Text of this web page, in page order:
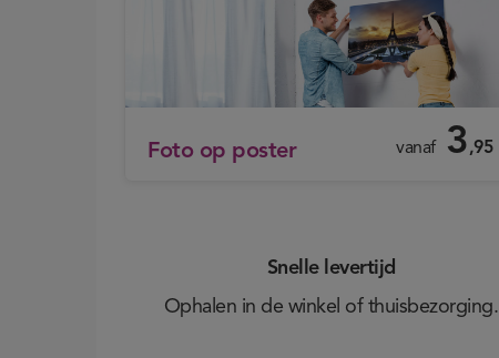
Foto op poster vanaf3,95
Snelle levertijd
Ophalen in de winkel of thuisbezorging.